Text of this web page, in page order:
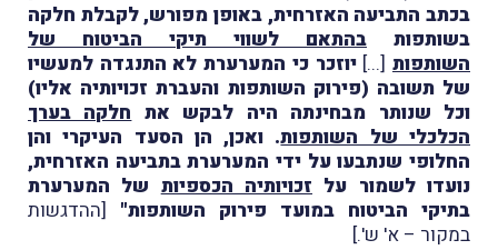
בכתב התביעה האזרחית, באופן מפורש, לקבלת חלקה
בשותפות בהתאם לשווי תיקי הביטוח של
השותפות[...]יוזכר כי המערערת לא התנגדה למעשיו
של תשובה (פירוק השותפות והעברת זכויותיה אליו)
וכל שנותר מבחינתה היה לבקש אתחלקה בערך
הכלכלי של השותפות. ואכן, הן הסעד העיקרי והן
החלופי שנתבעו על ידי המערערת בתביעה האזרחית,
נועדו לשמור על זכויותיה הכספיותשל המערערת
בתיקי הביטוח במועד פירוק השותפות" [ההדגשות
במקור – א' ש'.]